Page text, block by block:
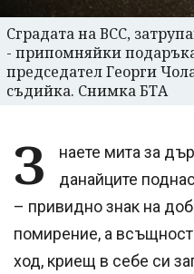
Сградата на ВСС,
- припомняйки
председател Георги
съдийка. Снимка БТА
З
наете мита за
данайците
– привидно знак на
помирение, а
ход, криещ в себе си